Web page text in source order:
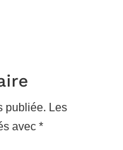
publiée. Les
avec *